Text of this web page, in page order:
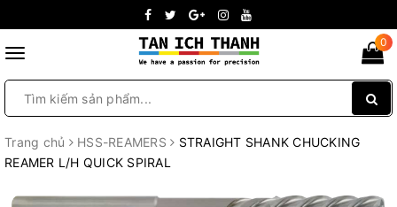
Toggle
0
Trang chủ HSS-REAMERS
STRAIGHT SHANK CHUCKING
REAMER L/H QUICK SPIRAL